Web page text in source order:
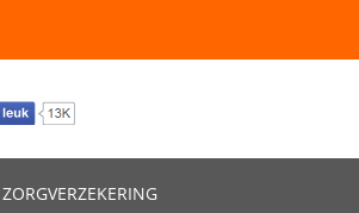
ZORGVERZEKERING